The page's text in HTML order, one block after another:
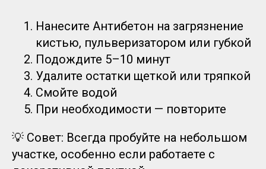
Нанесите Антибетон на загрязнение
кистью, пульверизатором или губкой
Подождите 5–10 минут
Удалите остатки щеткой или тряпкой
Смойте водой
При необходимости — повторите
💡 Совет: Всегда пробуйте на небольшом
участке, особенно если работаете с